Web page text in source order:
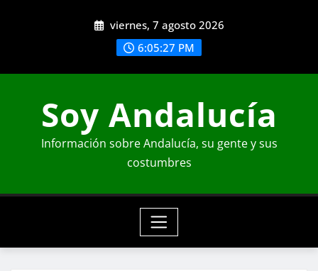
viernes, 7 agosto 2026
6:05:29 PM
Soy Andalucía
Información sobre Andalucía, su gente y sus
costumbres